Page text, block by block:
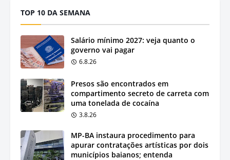
TOP 10 DA SEMANA
Salário mínimo 2027: veja quanto o
governo vai pagar
6.8.26
Presos são encontrados em
compartimento secreto de carreta com
uma tonelada de cocaína
3.8.26
MP-BA instaura procedimento para
apurar contratações artísticas por dois
municípios baianos; entenda